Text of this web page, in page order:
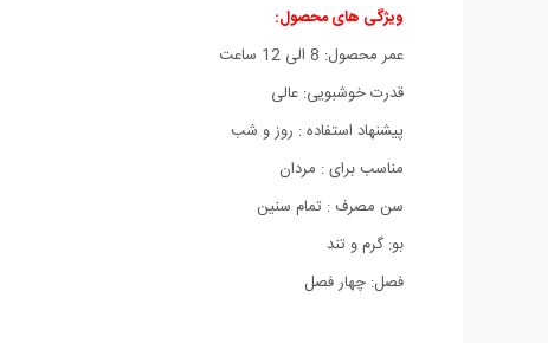
ویژگی های محصول:
عمر محصول: 8 الی 12 ساعت
قدرت خوشبویی: عالی
پیشنهاد استفاده : روز و شب
مناسب برای : مردان
سن مصرف : تمام سنین
بو: گرم و تند
فصل: چهار فصل